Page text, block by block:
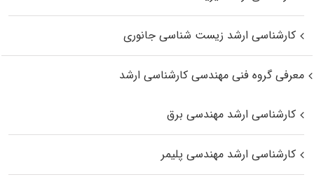
کارشناسی ارشد زیست‌ شناسی جانوری
معرفی گروه فنی مهندسی کارشناسی ارشد
کارشناسی ارشد مهندسی برق
کارشناسی ارشد مهندسی پلیمر